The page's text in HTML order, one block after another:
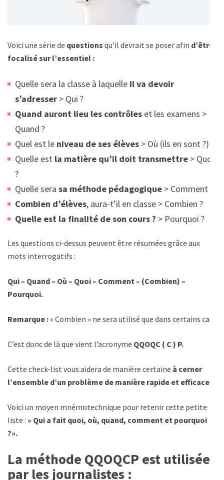
Voici une série de questions qu’il devrait se poser afin d’être
focalisé sur l’essentiel :
Quelle sera la classe à laquelle il va devoir
s’adresser > Qui ?
Quand auront lieu les contrôles et les examens >
Quand ?
Quel est le niveau de ses élèves > Où (ils en sont ?)
Quelle est la matière qu’il doit transmettre > Quoi
?
Quelle sera sa méthode pédagogique > Comment ?
Combien d’élèves, aura-t’il en classe > Combien ?
Quelle est la finalité de son cours ? > Pourquoi ?
Les questions ci-dessus peuvent être résumées grâce aux
mots interrogatifs :
Qui – Quand – Où – Quoi – Comment – (Combien) –
Pourquoi.
Remarque : « Combien » ne sera utilisé que dans certains cas.
C’est donc de là que vient l’acronyme QQOQC ( C ) P.
Cette check-list vous aidera de manière certaine à cerner
l’ensemble d’un problème de manière rapide et efficace.
Voici un moyen mnémotechnique pour retenir cette petite
liste : « Qui a fait quoi, où, quand, comment et pourquoi
?».
La méthode QQOQCP est utilisée
par les journalistes :